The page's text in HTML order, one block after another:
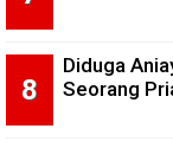
Diduga
Seorang